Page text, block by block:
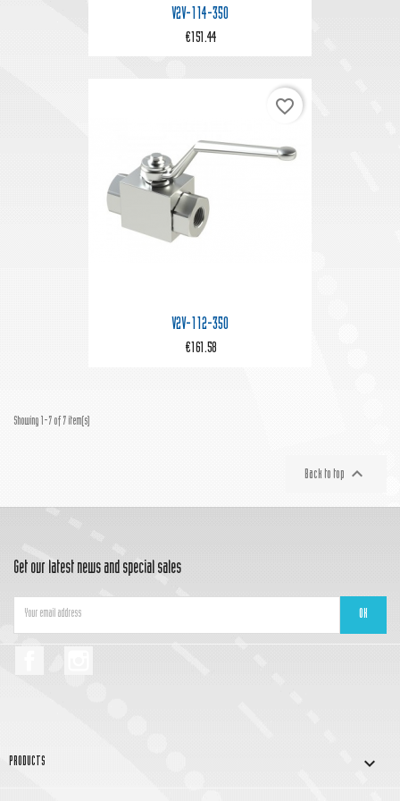
V2V-114-350
€151.44
V2V-112-350
€161.58
favorite_border
Showing 1-7 of 7 item(s)
Back to top 
Get our latest news and special sales
PRODUCTS 